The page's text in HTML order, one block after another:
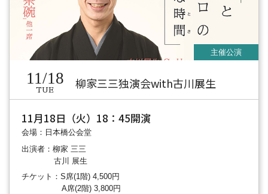
11/18
TUE 柳家三三独演会with古川展生
11月18日（火）18：45開演
会場：日本橋公会堂
出演者：柳家 三三
古川 展生
チケット：S席(1階) 4,500円
A席(2階) 3,800円